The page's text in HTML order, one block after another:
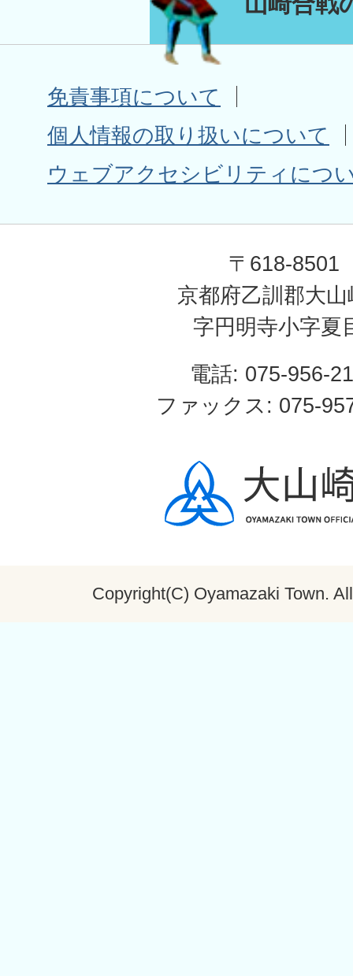
免責事項について
個人情報の取り扱いについて
ウェブアクセシビリティにつ
〒618-8501
京都府乙訓郡大山
字円明寺小字夏
電話: 075-956-
ファックス: 075-
Copyright(C) Oyamazaki Town.